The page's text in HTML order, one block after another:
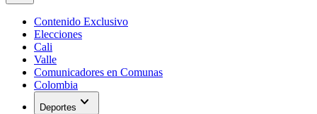
Contenido Exclusivo
Elecciones
Cali
Valle
Comunicadores en Comunas
Colombia
Deportes expand_more